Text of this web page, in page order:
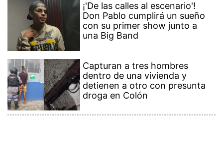
¡'De las calles al escenario'!
Don Pablo cumplirá un sueño
con su primer show junto a
una Big Band
Capturan a tres hombres
dentro de una vivienda y
detienen a otro con presunta
droga en Colón